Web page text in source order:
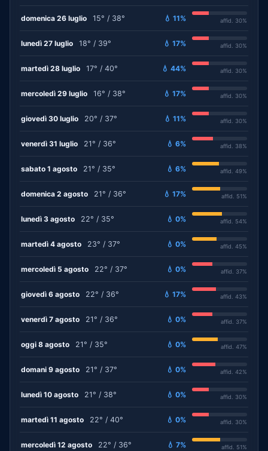
domenica 26 luglio 15° / 38° 💧 11% affid. 30%
lunedì 27 luglio 18° / 39° 💧 17% affid. 30%
martedì 28 luglio 17° / 40° 💧 44% affid. 30%
mercoledì 29 luglio 16° / 38° 💧 17% affid. 30%
giovedì 30 luglio 20° / 37° 💧 11% affid. 30%
venerdì 31 luglio 21° / 36° 💧 6% affid. 38%
sabato 1 agosto 21° / 35° 💧 6% affid. 49%
domenica 2 agosto 21° / 36° 💧 17% affid. 51%
lunedì 3 agosto 22° / 35° 💧 0% affid. 54%
martedì 4 agosto 23° / 37° 💧 0% affid. 45%
mercoledì 5 agosto 22° / 37° 💧 0% affid. 37%
giovedì 6 agosto 22° / 36° 💧 17% affid. 43%
venerdì 7 agosto 21° / 36° 💧 0% affid. 37%
oggi 8 agosto 21° / 35° 💧 0% affid. 47%
domani 9 agosto 21° / 37° 💧 0% affid. 42%
lunedì 10 agosto 21° / 38° 💧 0% affid. 30%
martedì 11 agosto 22° / 40° 💧 0% affid. 30%
mercoledì 12 agosto 22° / 36° 💧 7% affid. 51%